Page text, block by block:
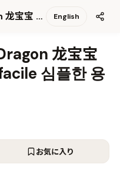
プチ竜 Easy Baby Dragon 龙宝宝 干支 Bébé dragon facile 심플한 용 English
龙宝宝
심플한 용
お気に入り